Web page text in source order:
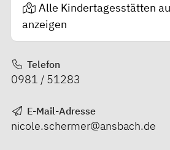
Alle Kindertagesstätten
anzeigen
Telefon
0981 / 51283
E-Mail-Adresse
nicole.schermer@ansbach.de